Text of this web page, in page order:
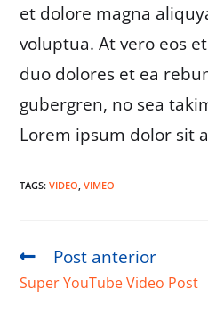
et dolore magna
voluptua. At vero eos
duo dolores et ea
gubergren, no sea
Lorem ipsum dolor sit
TAGS:VIDEO, VIMEO
Post anterior
Super YouTube Video Post